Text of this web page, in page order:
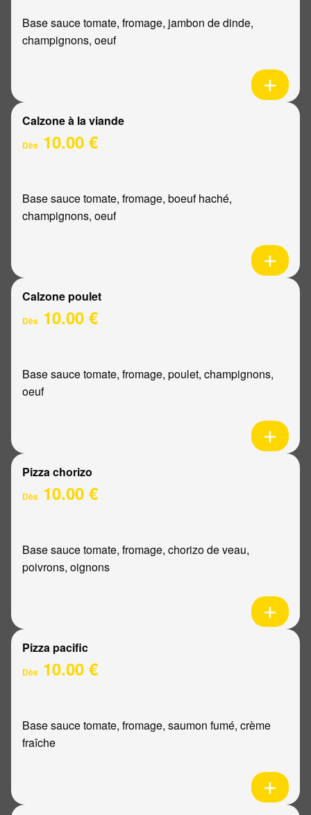
Base sauce tomate, fromage, jambon de dinde,
champignons, oeuf
Calzone à la viande
Dès 10.00 €
Base sauce tomate, fromage, boeuf haché,
champignons, oeuf
Calzone poulet
Dès 10.00 €
Base sauce tomate, fromage, poulet, champignons,
oeuf
Pizza chorizo
Dès 10.00 €
Base sauce tomate, fromage, chorizo de veau,
poivrons, oignons
Pizza pacific
Dès 10.00 €
Base sauce tomate, fromage, saumon fumé, crème
fraîche